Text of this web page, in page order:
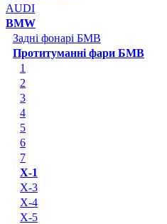
AUDI
BMW
Задні фонарі БМВ
Протитуманні фари БМВ
1
2
3
4
5
6
7
X-1
X-3
X-4
X-5